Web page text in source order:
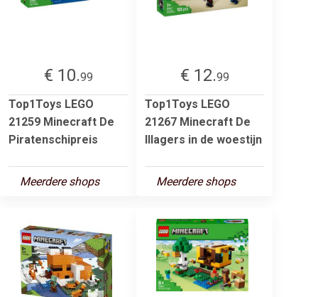
€ 10.99
Top1Toys LEGO
21259 Minecraft De
Piratenschipreis
Meerdere shops
€ 12.99
Top1Toys LEGO
21267 Minecraft De
Illagers in de woestijn
Meerdere shops